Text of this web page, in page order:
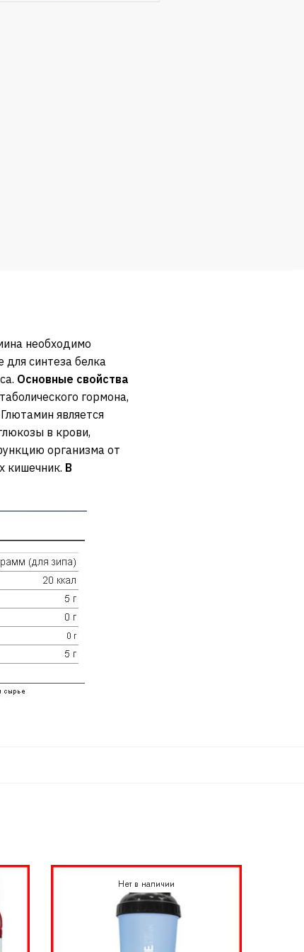
необходимо
синтеза белка
Основные свойства
гормона,
является
в крови,
организма от
кишечник. В
Нет в наличии